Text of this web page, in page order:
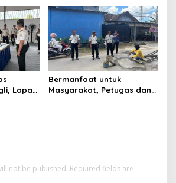
Polda
Pembinaan dan
Kemandirian Warga Binaan
Lapas
Bermanfaat untuk
Masyarakat, Petugas dan
not be published. Required fields are